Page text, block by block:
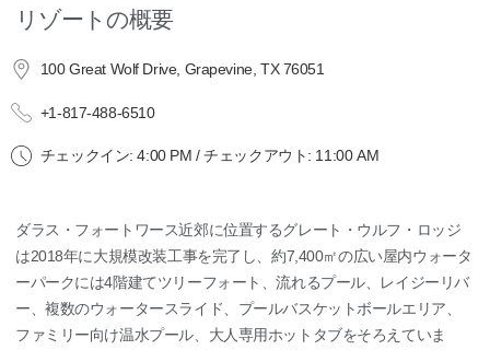
リゾートの概要
100 Great Wolf Drive, Grapevine, TX 76051
+1-817-488-6510
チェックイン: 4:00 PM / チェックアウト: 11:00 AM
ダラス・フォートワース近郊に位置するグレート・ウルフ・ロッジ
は2018年に大規模改装工事を完了し、約7,400㎡の広い屋内ウォータ
ーパークには4階建てツリーフォート、流れるプール、レイジーリバ
ー、複数のウォータースライド、プールバスケットボールエリア、
ファミリー向け温水プール、大人専用ホットタブをそろえていま